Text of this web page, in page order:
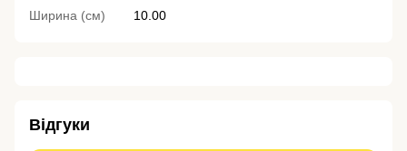
Ширина (см)
10.00
Відгуки